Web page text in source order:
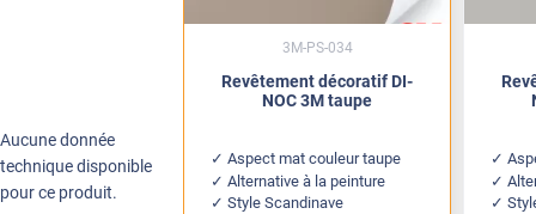
Aucune donnée
technique disponible
pour ce produit.
Revêtement décoratif DI-
NOC 3M taupe
Aspect mat couleur taupe
Alternative à la peinture
Style Scandinave
3M-PS-034